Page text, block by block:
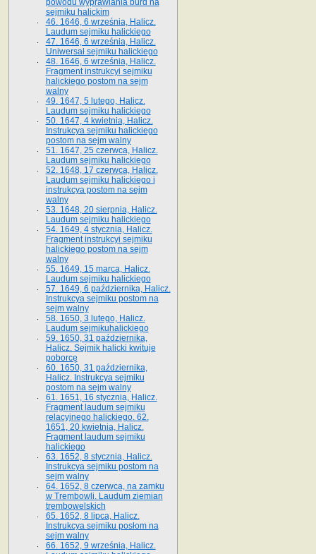
powodu wyprawiania burd na
sejmiku halickim
46. 1646, 6 września, Halicz.
Laudum sejmiku halickiego
47. 1646, 6 września, Halicz.
Uniwersał sejmiku halickiego
48. 1646, 6 września, Halicz.
Fragment instrukcyi sejmiku
halickiego postom na sejm
walny
49. 1647, 5 lutego, Halicz.
Laudum sejmiku halickiego
50. 1647, 4 kwietnia, Halicz.
Instrukcya sejmiku halickiego
postom na sejm walny
51. 1647, 25 czerwca, Halicz.
Laudum sejmiku halickiego
52. 1648, 17 czerwca, Halicz.
Laudum sejmiku halickiego i
instrukcya postom na sejm
walny
53. 1648, 20 sierpnia, Halicz.
Laudum sejmiku halickiego
54. 1649, 4 stycznia, Halicz.
Fragment instrukcyi sejmiku
halickiego postom na sejm
walny
55. 1649, 15 marca, Halicz.
Laudum sejmiku halickiego
57. 1649, 6 października, Halicz.
Instrukcya sejmiku postom na
sejm walny
58. 1650, 3 lutego, Halicz.
Laudum sejmikuhalickiego
59. 1650, 31 października,
Halicz. Sejmik halicki kwituje
poborcę
60. 1650, 31 października,
Halicz. Instrukcya sejmiku
postom na sejm walny
61. 1651, 16 stycznia, Halicz.
Fragment laudum sejmiku
relacyjnego halickiego. 62.
1651, 20 kwietnia, Halicz.
Fragment laudum sejmiku
halickiego
63. 1652, 8 stycznia, Halicz.
Instrukcya sejmiku postom na
sejm walny
64. 1652, 8 czerwca, na zamku
w Trembowli. Laudum ziemian
trembowelskich
65. 1652, 8 lipca, Halicz.
Instrukcya sejmiku posłom na
sejm walny
66. 1652, 9 września, Halicz.